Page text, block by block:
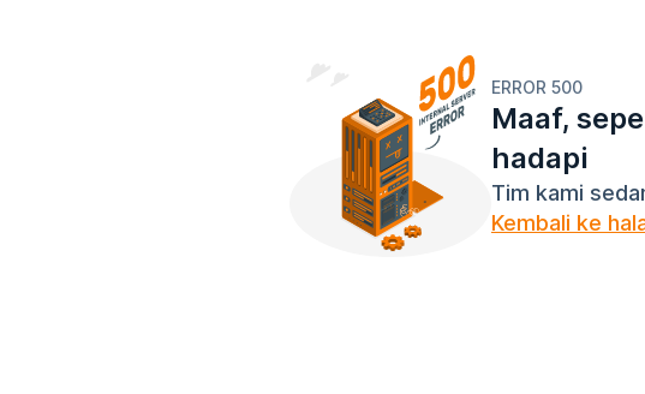
ERROR 500
Maaf,
hadapi
Tim kami
Kembali ke